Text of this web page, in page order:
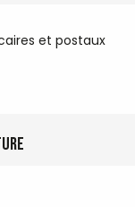
et postaux